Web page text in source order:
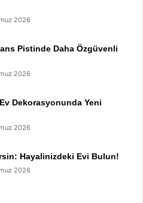
2026
Pistinde Daha Özgüvenli
2026
Dekorasyonunda Yeni
2026
Hayalinizdeki Evi Bulun!
2026